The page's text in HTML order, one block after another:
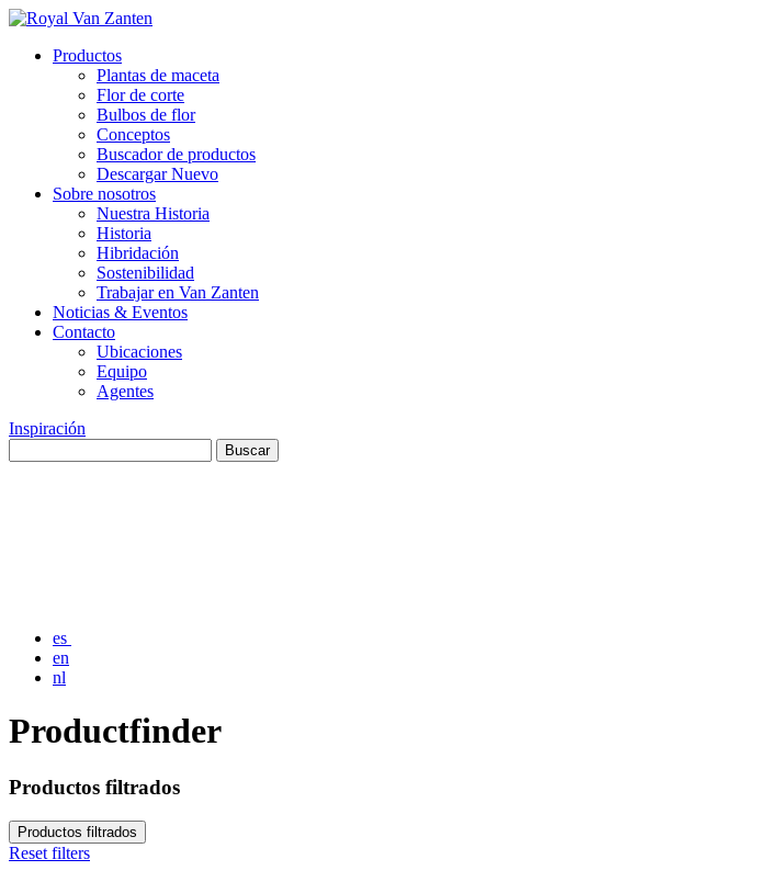
Productos
Plantas de maceta
Flor de corte
Bulbos de flor
Conceptos
Buscador de productos
Descargar Nuevo
Sobre nosotros
Nuestra Historia
Historia
Hibridación
Sostenibilidad
Trabajar en Van Zanten
Noticias & Eventos
Contacto
Ubicaciones
Equipo
Agentes
Inspiración
es
en
nl
Productfinder
Productos filtrados
Productos filtrados
Reset filters